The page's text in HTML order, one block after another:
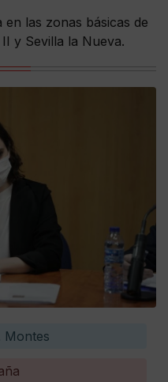
las zonas básicas de
y Sevilla la Nueva.
Montes